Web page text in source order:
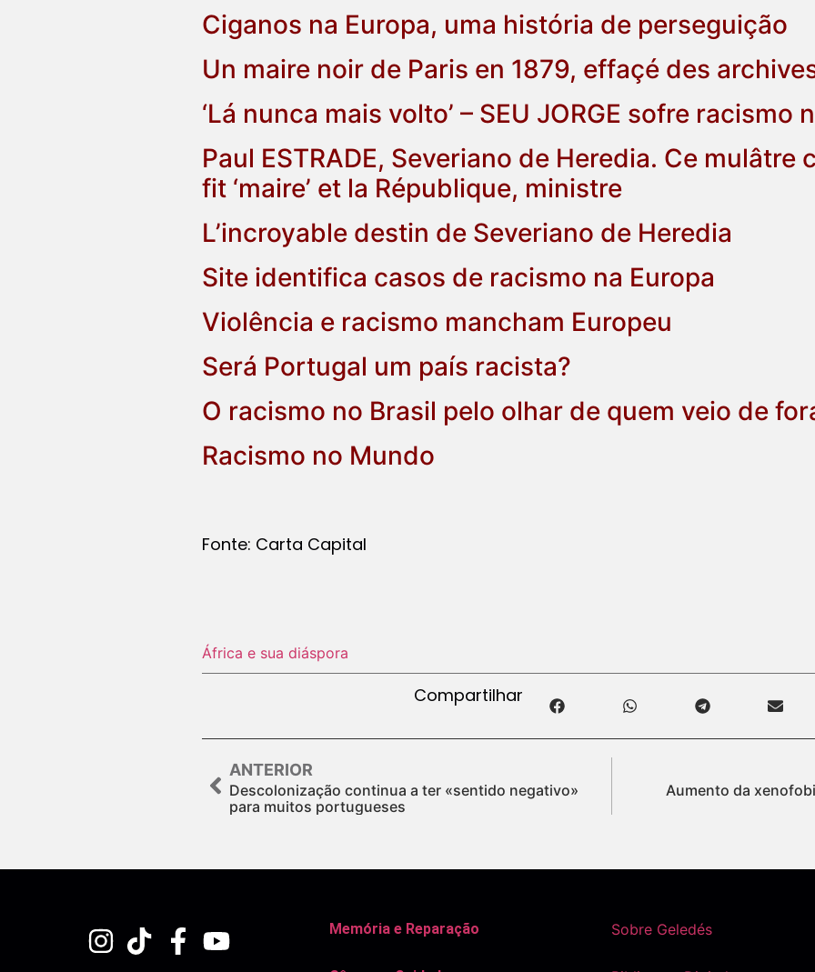
Ciganos na Europa, uma história de perseguição
Un maire noir de Paris en 1879, effaçé des
‘Lá nunca mais volto’ – SEU JORGE sofre racismo
Paul ESTRADE, Severiano de Heredia. Ce mulâtre
fit ‘maire’ et la République, ministre
L’incroyable destin de Severiano de Heredia
Site identifica casos de racismo na Europa
Violência e racismo mancham Europeu
Será Portugal um país racista?
O racismo no Brasil pelo olhar de quem veio de
Racismo no Mundo
Fonte: Carta Capital
África e sua diáspora
Compartilhar
ANTERIOR
Descolonização continua a ter «sentido negativo»
para muitos portugueses
Aumento da
Memória e Reparação Sobre Geledés